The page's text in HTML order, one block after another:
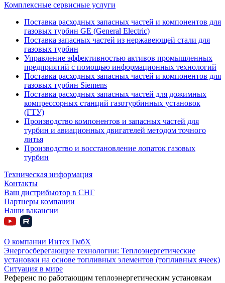
Комплексные сервисные услуги
Поставка расходных запасных частей и компонентов для
газовых турбин GE (General Electric)
Поставка запасных частей из нержавеющей стали для
газовых турбин
Управление эффективностью активов промышленных
предприятий с помощью информационных технологий
Поставка расходных запасных частей и компонентов для
газовых турбин Siemens
Поставка расходных запасных частей для дожимных
компрессорных станций газотурбинных установок
(ГТУ)
Производство компонентов и запасных частей для
турбин и авиационных двигателей методом точного
литья
Производство и восстановление лопаток газовых
турбин
Техническая информация
Контакты
Ваш дистрибьютор в СНГ
Партнеры компании
Наши вакансии
О компании Интех ГмбХ
Энергосберегающие технологии: Теплоэнергетические
установки на основе топливных элементов (топливных ячеек)
Ситуация в мире
Референс по работающим теплоэнергетическим установкам